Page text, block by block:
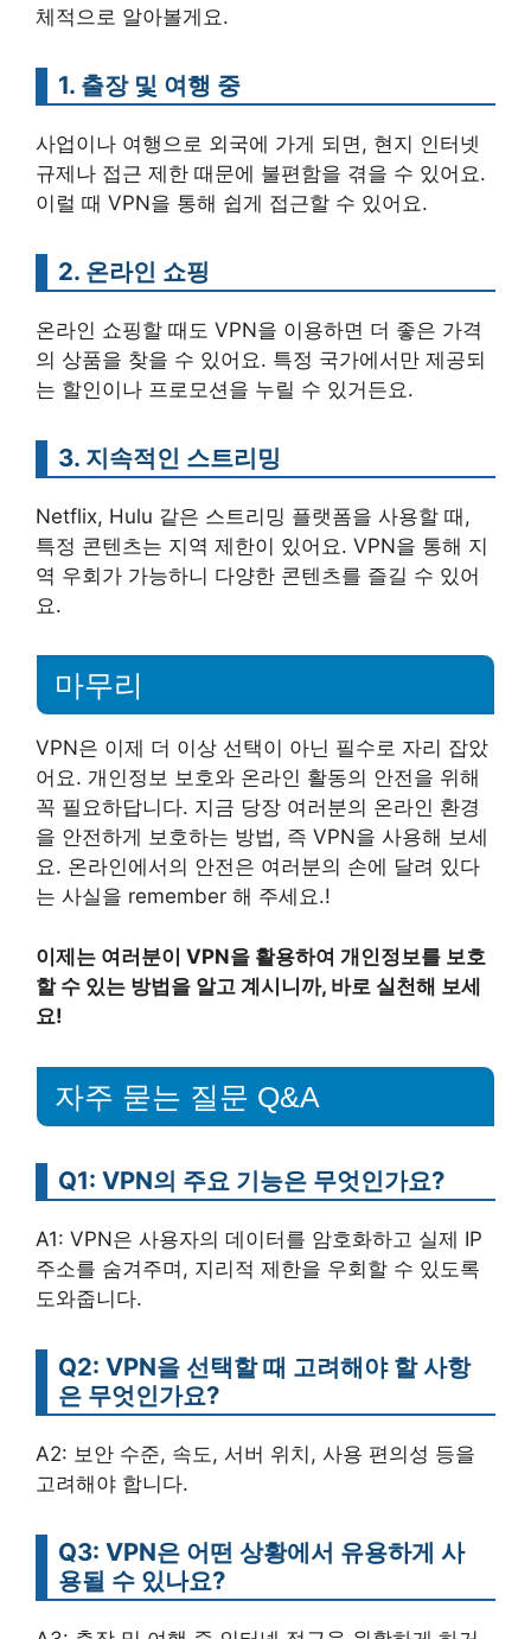
체적으로 알아볼게요.
1. 출장 및 여행 중
사업이나 여행으로 외국에 가게 되면, 현지 인터넷
규제나 접근 제한 때문에 불편함을 겪을 수 있어요.
이럴 때 VPN을 통해 쉽게 접근할 수 있어요.
2. 온라인 쇼핑
온라인 쇼핑할 때도 VPN을 이용하면 더 좋은 가격
의 상품을 찾을 수 있어요. 특정 국가에서만 제공되
는 할인이나 프로모션을 누릴 수 있거든요.
3. 지속적인 스트리밍
Netflix, Hulu 같은 스트리밍 플랫폼을 사용할 때,
특정 콘텐츠는 지역 제한이 있어요. VPN을 통해 지
역 우회가 가능하니 다양한 콘텐츠를 즐길 수 있어
요.
마무리
VPN은 이제 더 이상 선택이 아닌 필수로 자리 잡았
어요. 개인정보 보호와 온라인 활동의 안전을 위해
꼭 필요하답니다. 지금 당장 여러분의 온라인 환경
을 안전하게 보호하는 방법, 즉 VPN을 사용해 보세
요. 온라인에서의 안전은 여러분의 손에 달려 있다
는 사실을 remember 해 주세요.!
이제는 여러분이 VPN을 활용하여 개인정보를 보호
할 수 있는 방법을 알고 계시니까, 바로 실천해 보세
요!
자주 묻는 질문 Q&A
Q1: VPN의 주요 기능은 무엇인가요?
A1: VPN은 사용자의 데이터를 암호화하고 실제 IP
주소를 숨겨주며, 지리적 제한을 우회할 수 있도록
도와줍니다.
Q2: VPN을 선택할 때 고려해야 할 사항
은 무엇인가요?
A2: 보안 수준, 속도, 서버 위치, 사용 편의성 등을
고려해야 합니다.
Q3: VPN은 어떤 상황에서 유용하게 사
용될 수 있나요?